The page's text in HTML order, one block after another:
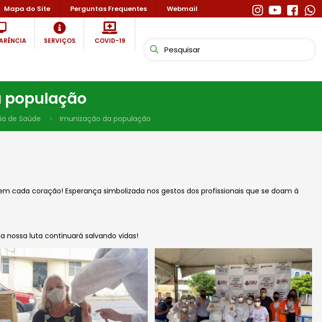
Mapa do Site Perguntas Frequentes Webmail
SERVIÇOS COVID-19
população
de Saúde Imunização da população
cada coração! Esperança simbolizada nos gestos dos profissionais que se doam à
nossa luta continuará salvando vidas!